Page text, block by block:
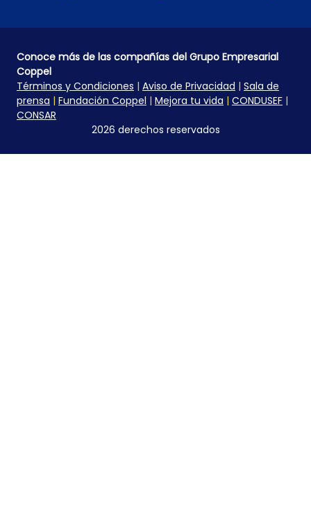
Conoce más de las compañías del Grupo Empresarial
Coppel
Términos y Condiciones | Aviso de Privacidad | Sala de
prensa | Fundación Coppel | Mejora tu vida | CONDUSEF |
CONSAR
2026 derechos reservados